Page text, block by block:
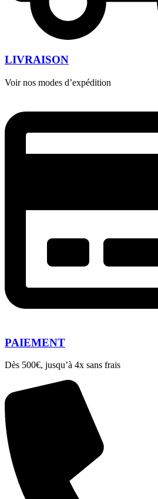
LIVRAISON
Voir nos modes d’expédition
PAIEMENT
Dès 500€, jusqu’à 4x sans frais